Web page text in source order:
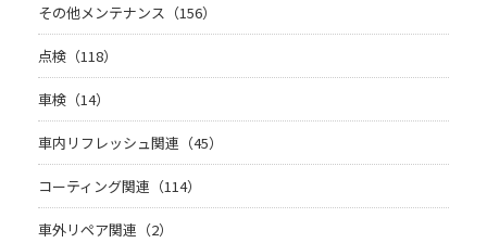
その他メンテナンス（156）
点検（118）
車検（14）
車内リフレッシュ関連（45）
コーティング関連（114）
車外リペア関連（2）